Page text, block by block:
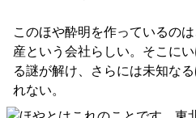
このほや酔明を作っているの
産という会社らしい。そこに
る謎が解け、さらには未知な
れない。